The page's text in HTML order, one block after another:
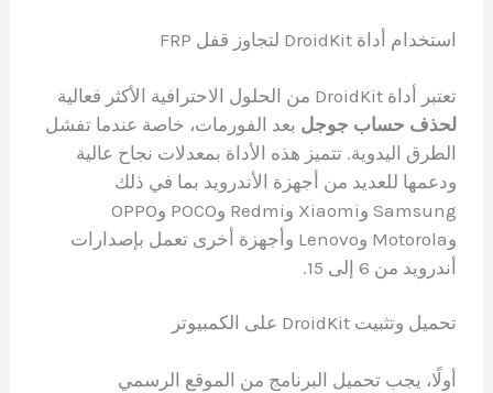
استخدام أداة DroidKit لتجاوز قفل FRP
تعتبر أداة DroidKit من الحلول الاحترافية الأكثر فعالية
لحذف حساب جوجل بعد الفورمات، خاصة عندما تفشل
الطرق اليدوية. تتميز هذه الأداة بمعدلات نجاح عالية
ودعمها للعديد من أجهزة الأندرويد بما في ذلك
Samsung وXiaomi وRedmi وPOCO وOPPO
وMotorola وLenovo وأجهزة أخرى تعمل بإصدارات
أندرويد من 6 إلى 15.
تحميل وتثبيت DroidKit على الكمبيوتر
أولًا، يجب تحميل البرنامج من الموقع الرسمي